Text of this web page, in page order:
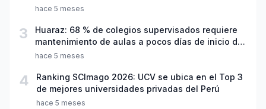
hace 5 meses
3
Huaraz: 68 % de colegios supervisados requiere
mantenimiento de aulas a pocos días de inicio del
año escolar 2026
hace 5 meses
4
Ranking SCImago 2026: UCV se ubica en el Top 3
de mejores universidades privadas del Perú
hace 5 meses